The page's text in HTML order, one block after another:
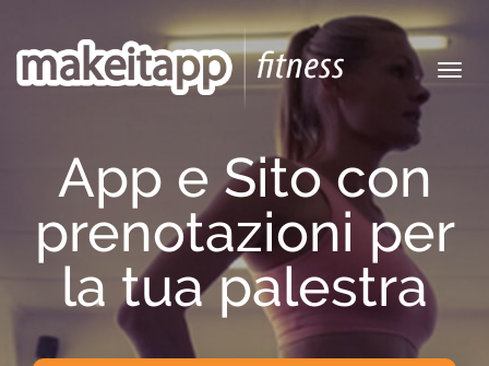
App e Sito con
prenotazioni per
la tua palestra